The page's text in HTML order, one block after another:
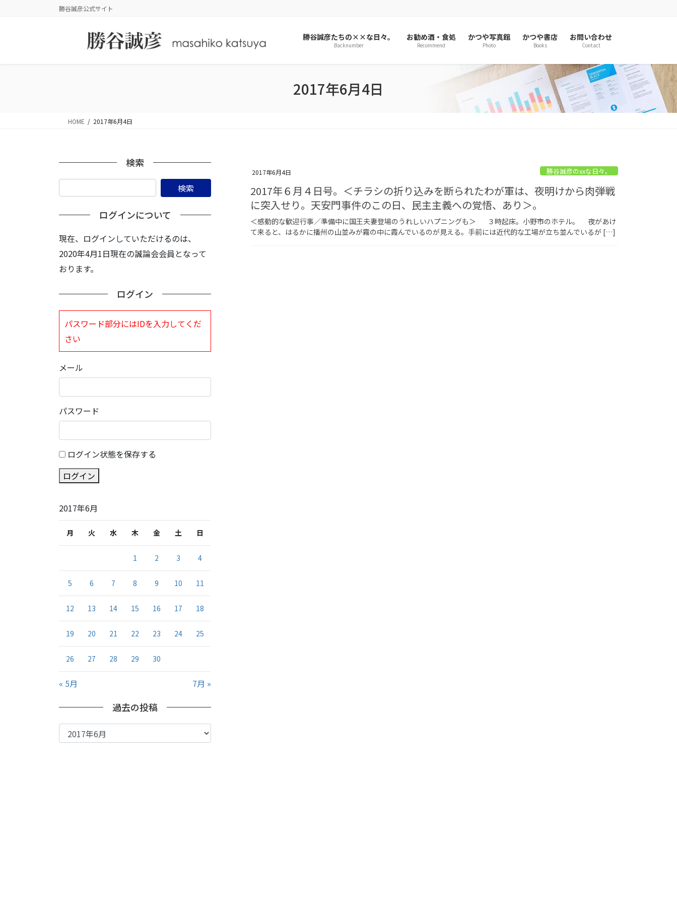
勝谷誠彦公式サイト
勝谷誠彦たちの××な日々。
Backnumber
お勧め酒・食処
Recommend
かつや写真館
Photo
かつや書店
Books
お問い合わせ
Contact
2017年6月4日
HOME 2017年6月4日
2017年6月4日 勝谷誠彦のxxな日々。
2017年６月４日号。＜チラシの折り込みを断られたわが軍は、夜明けから肉弾戦
に突入せり。天安門事件のこの日、民主主義への覚悟、あり＞。
＜感動的な歓迎行事／準備中に国王夫妻登場のうれしいハプニングも＞ ３時起床。小野市のホテル。 夜があけ
て来ると、はるかに播州の山並みが霧の中に霞んでいるのが見える。手前には近代的な工場が立ち並んでいるが […]
検索
ログインについて
現在、ログインしていただけるのは、
2020年4月1日現在の誠論会会員となって
おります。
ログイン
パスワード部分にはIDを入力してくだ
さい
メール
パスワード
ログイン状態を保存する
ログイン
2017年6月
月 火 水 木 金 土 日
1 2 3 4
5 6 7 8 9 10 11
12 13 14 15 16 17 18
19 20 21 22 23 24 25
26 27 28 29 30
« 5月 7月 »
過去の投稿
過
去